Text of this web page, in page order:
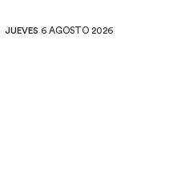
JUEVES 6 AGOSTO 2026